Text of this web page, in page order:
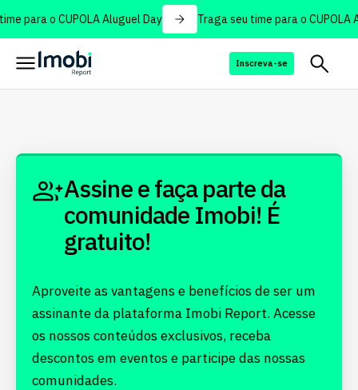
para o CUPOLA Aluguel Day Traga seu time para o CUPOLA
Inscreva-se
Assine e faça parte da
comunidade Imobi! É
gratuito!
Aproveite as vantagens e benefícios de ser um
assinante da plataforma Imobi Report. Acesse
os nossos conteúdos exclusivos, receba
descontos em eventos e participe das nossas
comunidades.